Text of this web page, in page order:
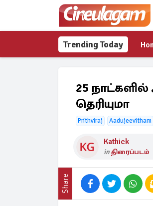
Trending Today
25
தெரியுமா
Prithviraj Aadujeevitham
Kathick
inதிரைப்படம்
Share